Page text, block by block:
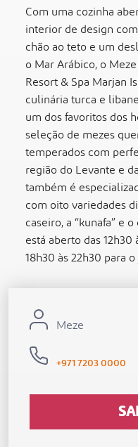
Com uma cozinha
interior de design
chão ao teto e um
o Mar Arábico, o
Resort & Spa Marjan
culinária turca e
um dos favoritos dos
seleção de mezes
temperados com
região do Levante e
também é
com oito variedades
caseiro, a “kunafa” e
está aberto das
18h30 às 22h30 para
Meze
+971 7203 0000